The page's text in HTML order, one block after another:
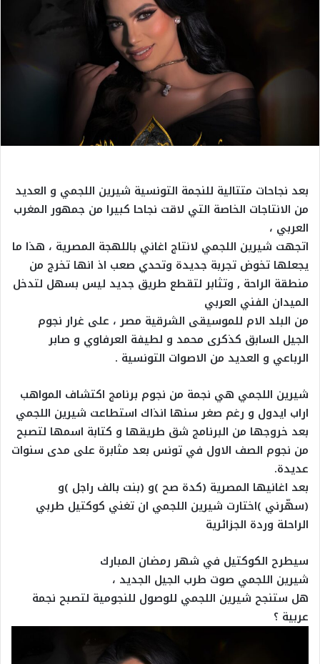
بعد نجاحات متتالية للنجمة التونسية شيرين اللجمي و العديد
من الانتاجات الخاصة التي لاقت نجاحا كبيرا من جمهور المغرب
العربي ،
اتجهت شيرين اللجمي لانتاج اغاني باللهجة المصرية ، هذا ما
يجعلها تخوض تجربة جديدة وتحدي صعب اذ انها تخرج من
منطقة الراحة , وتثابر لتقطع طريق جديد ليس بسهل لتدخل
الميدان الفني العربي
من البلد الام للموسيقى الشرقية مصر ، على غرار نجوم
الجيل السابق كذكرى محمد و لطيفة العرفاوي و صابر
الرباعي و العديد من الاصوات التونسية .
شيرين اللجمي هي نجمة من نجوم برنامج اكتشاف المواهب
اراب ايدول و رغم صغر سنها انذاك استطاعت شيرين اللجمي
بعد خروجها من البرنامج شق طريقها و كتابة اسمها لتصبح
من نجوم الصف الاول في تونس بعد مثابرة على مدى سنوات
عديدة.
بعد اغانيها المصرية (كدة صح )و (بنت بالف راجل )و
(سهّرني )اختارت شيرين اللجمي ان تغني كوكتيل طربي
الراحلة وردة الجزائرية
سيطرح الكوكتيل في شهر رمضان المبارك
شيرين اللجمي صوت طرب الجيل الجديد ،
هل ستنجح شيرين اللجمي للوصول للنجومية لتصبح نجمة
عربية ؟